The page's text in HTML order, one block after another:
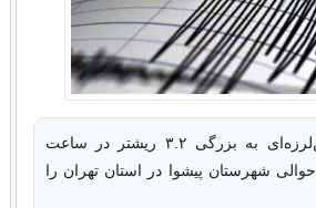
مرکز لرزه‌نگاری کشوری اعلام کرد: زمین‌لرزه‌ای به بزرگی ۳.۲ ریشتر در ساعت
۰۰:۵۵ بامداد روز پنجشنبه ۱۰ مرداد ۱۴۰۴ حوالی شهرستان پیشوا در استان تهران را